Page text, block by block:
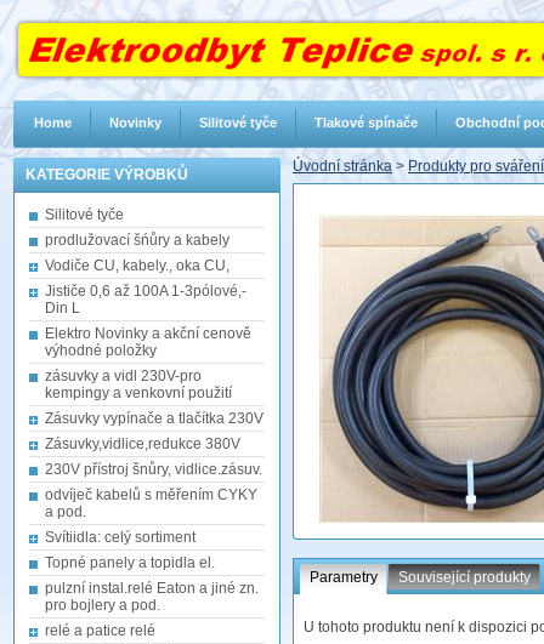
KATEGORIE VÝROBKŮ
Silitové tyče
prodlužovací šńůry a kabely
Vodiče CU, kabely., oka CU,
Jističe 0,6 až 100A 1-3pólové,-
Din L
Elektro Novinky a akční cenově
výhodné položky
zásuvky a vidl 230V-pro
kempingy a venkovní použití
Zásuvky vypínače a tlačítka 230V
Zásuvky,vidlice,redukce 380V
230V přístroj šnůry, vidlice.zásuv.
odvíječ kabelů s měřením CYKY
a pod.
Svítiidla: celý sortiment
Topné panely a topidla el.
pulzní instal.relé Eaton a jiné zn.
pro bojlery a pod.
relé a patice relé
Úvodní stránka > Produkty pro
Parametry Související produkty
U tohoto produktu není k dispozici
Home Novinky Silitové tyče Tlakové spínače Obchodní